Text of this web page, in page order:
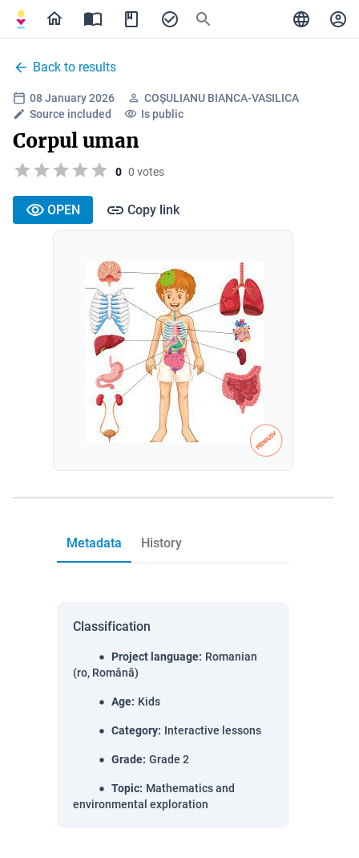
Back to results
08 January 2026
COȘULIANU BIANCA-VASILICA
Source included
Is public
Corpul uman
0 0 votes
OPEN Copy link
Metadata History
Classification
Project language: Romanian
(ro, Română)
Age: Kids
Category: Interactive lessons
Grade: Grade 2
Topic: Mathematics and
environmental exploration